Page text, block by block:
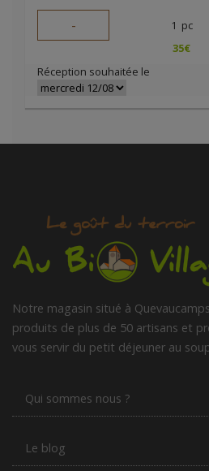
- 1 pc
35€
Réception souhaitée le
Notre magasin situé à
produits de plus de 50 artisans et
vous servir du petit déjeuner au
Qui sommes nous ?
Le blog